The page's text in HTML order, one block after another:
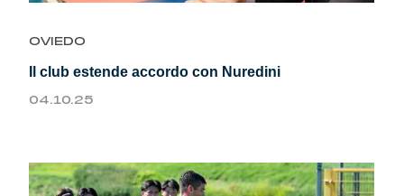
Genoa Academy
Tacchettee Collection
Sebago x Genoa
OVIEDO
Il club estende accordo con Nuredini
04.10.25